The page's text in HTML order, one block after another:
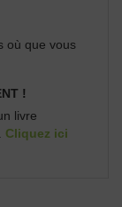
où que vous
!
livre
Cliquez ici